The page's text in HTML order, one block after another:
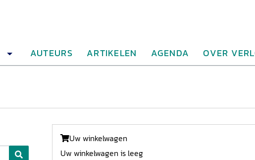
AUTEURS ARTIKELEN AGENDA OVER
Uw winkelwagen
Uw winkelwagen is leeg